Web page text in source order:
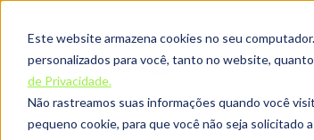
Este website armazena cookies no seu
personalizados para você, tanto no website,
de Privacidade.
Não rastreamos suas informações quando você
pequeno cookie, para que você não seja solicitado